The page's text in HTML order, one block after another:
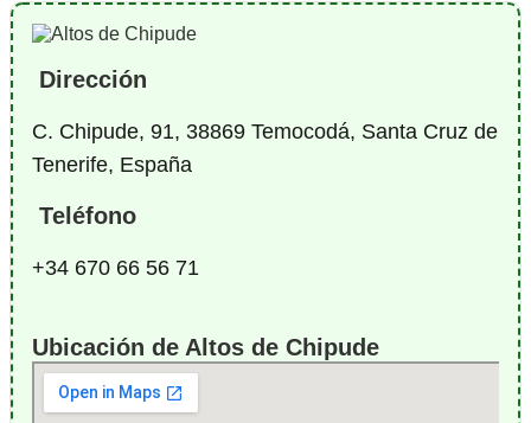
Dirección
C. Chipude, 91, 38869 Temocodá, Santa Cruz de
Tenerife, España
Teléfono
+34 670 66 56 71
Ubicación de Altos de Chipude